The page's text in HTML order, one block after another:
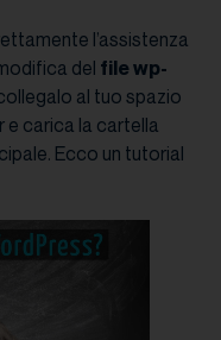
l’assistenza
del file wp-
al tuo spazio
e carica la cartella
Ecco un tutorial